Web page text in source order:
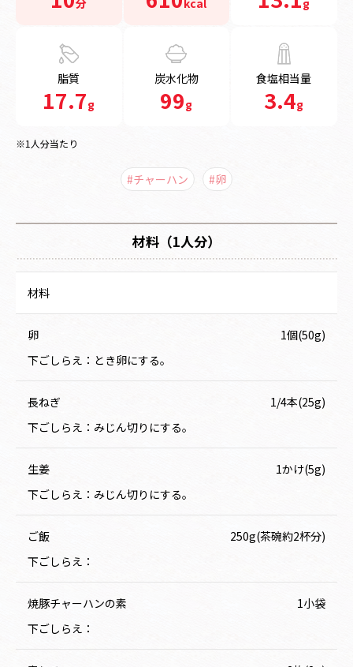
脂質
17.7g
炭水化物
99g
食塩相当量
3.4g
※1人分当たり
#チャーハン #卵
材料（1人分）
材料
卵
1個(50g)
下ごしらえ：とき卵にする。
長ねぎ
1/4本(25g)
下ごしらえ：みじん切りにする。
生姜
1かけ(5g)
下ごしらえ：みじん切りにする。
ご飯
250g(茶碗約2杯分)
下ごしらえ：
焼豚チャーハンの素
1小袋
下ごしらえ：